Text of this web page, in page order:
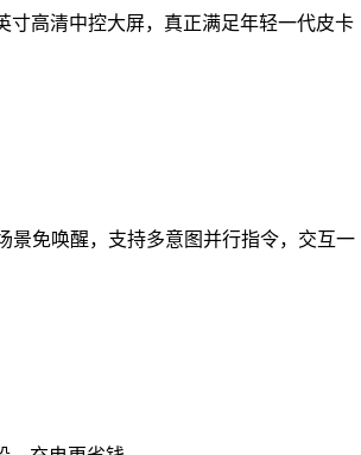
寸高清中控大屏，真正满足年轻一代皮卡
景免唤醒，支持多意图并行指令，交互一